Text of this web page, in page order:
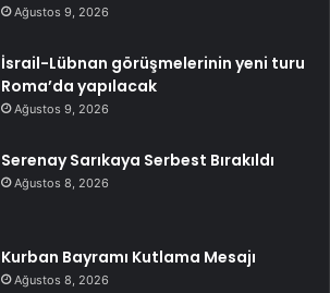
Ağustos 9, 2026
İsrail-Lübnan görüşmelerinin yeni turu
Roma’da yapılacak
Ağustos 9, 2026
Serenay Sarıkaya Serbest Bırakıldı
Ağustos 8, 2026
Kurban Bayramı Kutlama Mesajı
Ağustos 8, 2026